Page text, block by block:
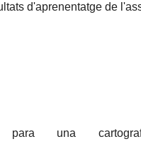
d'aprenentatge de
una